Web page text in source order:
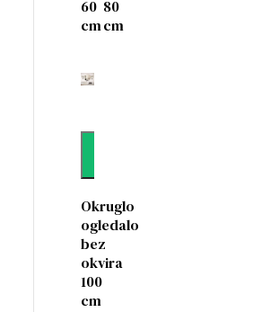
60
cm
80
cm
Okruglo
ogledalo
bez
okvira
100
cm